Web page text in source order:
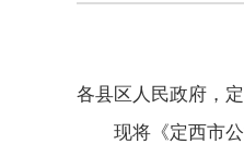
各县区人民政府，
现将《定西市